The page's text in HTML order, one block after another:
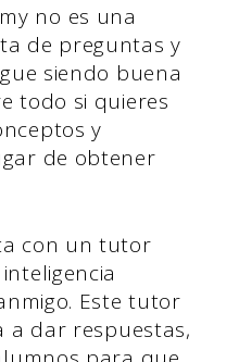
no es una
de preguntas y
siendo buena
todo si quieres
y
de obtener
con un tutor
Este tutor
a dar respuestas,